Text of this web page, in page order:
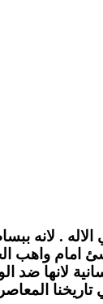
. لانه
امام
لانها ضد
تاريخنا